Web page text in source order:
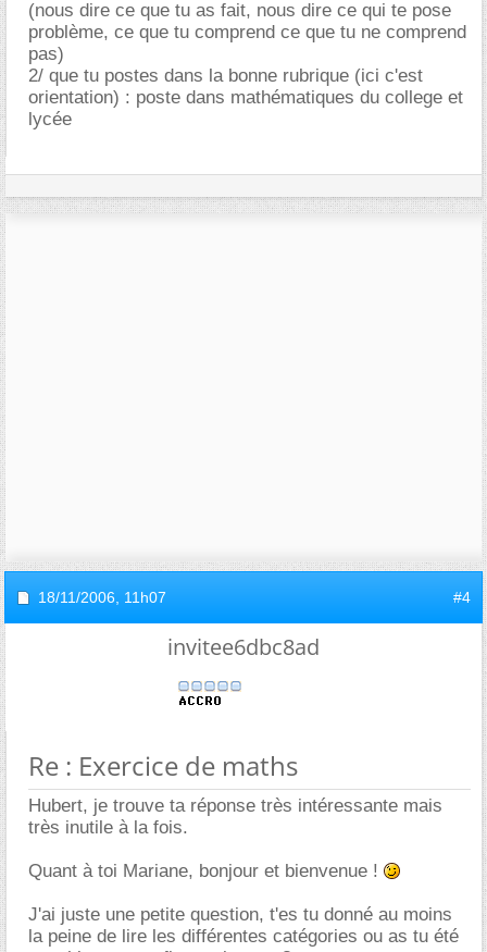
(nous dire ce que tu as fait, nous dire ce qui te pose
problème, ce que tu comprend ce que tu ne comprend
pas)
2/ que tu postes dans la bonne rubrique (ici c'est
orientation) : poste dans mathématiques du college et
lycée
18/11/2006, 11h07 #4
invitee6dbc8ad
Re : Exercice de maths
Hubert, je trouve ta réponse très intéressante mais
très inutile à la fois.
Quant à toi Mariane, bonjour et bienvenue !
J'ai juste une petite question, t'es tu donné au moins
la peine de lire les différentes catégories ou as tu été